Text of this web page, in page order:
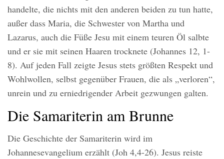
handelte, die nichts mit den anderen beiden zu tun hatte,
außer dass Maria, die Schwester von Martha und
Lazarus, auch die Füße Jesu mit einem teuren Öl salbte
und er sie mit seinen Haaren trocknete (Johannes 12, 1-
8). Auf jeden Fall zeigte Jesus stets größten Respekt und
Wohlwollen, selbst gegenüber Frauen, die als „verloren“,
unrein und zu erniedrigender Arbeit gezwungen galten.
Die Samariterin am Brunne
Die Geschichte der Samariterin wird im
Johannesevangelium erzählt (Joh 4,4-26). Jesus reiste